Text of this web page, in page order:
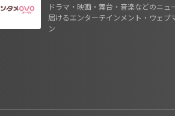
ドラマ・映画・舞台・音楽などのニュ
届けるエンターテインメント・ウェブ
ン